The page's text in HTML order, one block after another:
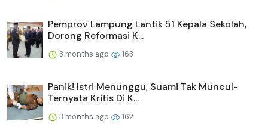
Pemprov Lampung Lantik 51 Kepala Sekolah,
Dorong Reformasi K...
3 months ago 163
Panik! Istri Menunggu, Suami Tak Muncul-
Ternyata Kritis Di K...
3 months ago 162